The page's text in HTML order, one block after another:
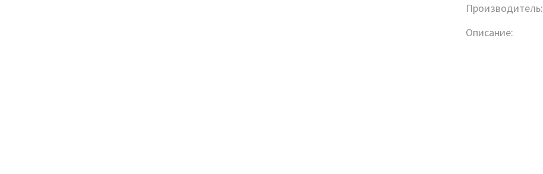
Производитель:
Описание: